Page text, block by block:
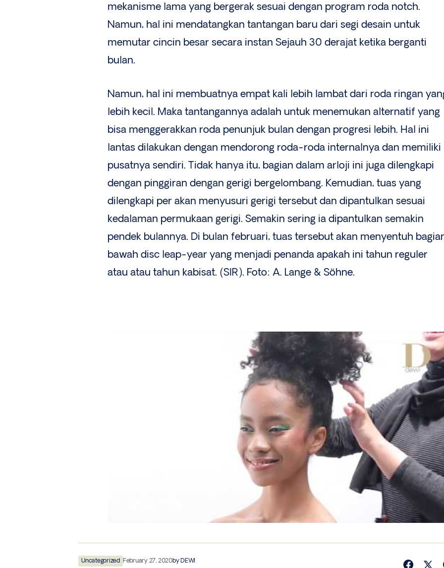
mekanisme lama yang bergerak sesuai dengan program roda notch.
Namun, hal ini mendatangkan tantangan baru dari segi desain untuk
memutar cincin besar secara instan Sejauh 30 derajat ketika berganti
bulan.
Namun, hal ini membuatnya empat kali lebih lambat dari roda ringan
lebih kecil. Maka tantangannya adalah untuk menemukan alternatif yang
bisa menggerakkan roda penunjuk bulan dengan progresi lebih. Hal ini
lantas dilakukan dengan mendorong roda-roda internalnya dan memiliki
pusatnya sendiri. Tidak hanya itu, bagian dalam arloji ini juga dilengkapi
dengan pinggiran dengan gerigi bergelombang. Kemudian, tuas yang
dilengkapi per akan menyusuri gerigi tersebut dan dipantulkan sesuai
kedalaman permukaan gerigi. Semakin sering ia dipantulkan semakin
pendek bulannya. Di bulan februari, tuas tersebut akan menyentuh
bawah disc leap-year yang menjadi penanda apakah ini tahun reguler
atau atau tahun kabisat. (SIR). Foto: A. Lange & Söhne.
Uncategorized February 27, 2020byDEWI